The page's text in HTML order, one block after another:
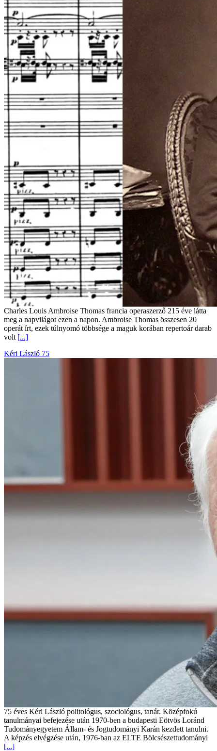
Charles Louis Ambroise Thomas francia operaszerző 215 éve látta
meg a napvilágot ezen a napon. Ambroise Thomas összesen 20
operát írt, ezek túlnyomó többsége a maguk korában repertoár darab
volt [...]
Kéri László 75
75 éves Kéri László politológus, szociológus, tanár. Középfokú
tanulmányai befejezése után 1970-ben a budapesti Eötvös Loránd
Tudományegyetem Állam- és Jogtudományi Karán kezdett tanulni.
A képzés elvégzése után, 1976-ban az ELTE Bölcsészettudományi
[...]